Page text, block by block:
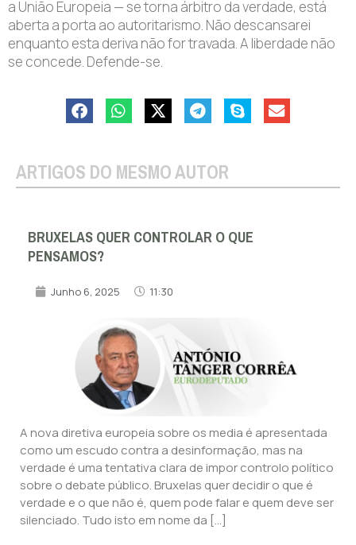
a União Europeia — se torna árbitro da verdade, está
aberta a porta ao autoritarismo. Não descansarei
enquanto esta deriva não for travada. A liberdade não
se concede. Defende-se.
ARTIGOS DO MESMO AUTOR
BRUXELAS QUER CONTROLAR O QUE
PENSAMOS?
Junho 6, 2025 11:30
A nova diretiva europeia sobre os media é apresentada
como um escudo contra a desinformação, mas na
verdade é uma tentativa clara de impor controlo político
sobre o debate público. Bruxelas quer decidir o que é
verdade e o que não é, quem pode falar e quem deve ser
silenciado. Tudo isto em nome da […]